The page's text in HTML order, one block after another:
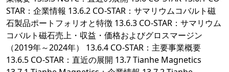
STAR：企業情報 13.6.2 CO-STAR：サマリウムコバルト磁
石製品ポートフォリオと特徴 13.6.3 CO-STAR：サマリウム
コバルト磁石売上・収益・価格およびグロスマージン
（2019年～2024年） 13.6.4 CO-STAR：主要事業概要
13.6.5 CO-STAR：直近の展開 13.7 Tianhe Magnetics